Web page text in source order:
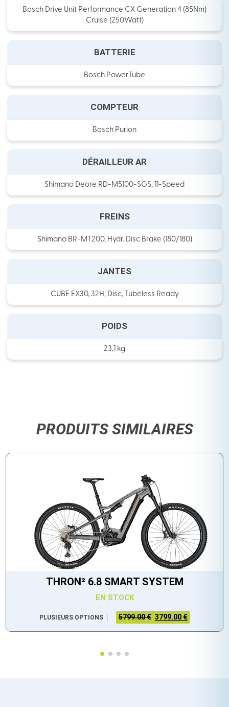
Bosch Drive Unit Performance CX Generation 4 (85Nm)
Cruise (250Watt)
BATTERIE
Bosch PowerTube
COMPTEUR
Bosch Purion
DÉRAILLEUR AR
Shimano Deore RD-M5100-SGS, 11-Speed
FREINS
Shimano BR-MT200, Hydr. Disc Brake (180/180)
JANTES
CUBE EX30, 32H, Disc, Tubeless Ready
POIDS
23,1 kg
PRODUITS SIMILAIRES
THRON² 6.8 SMART SYSTEM
EN STOCK
PLUSIEURS OPTIONS 5799.00 € 3799.00 €